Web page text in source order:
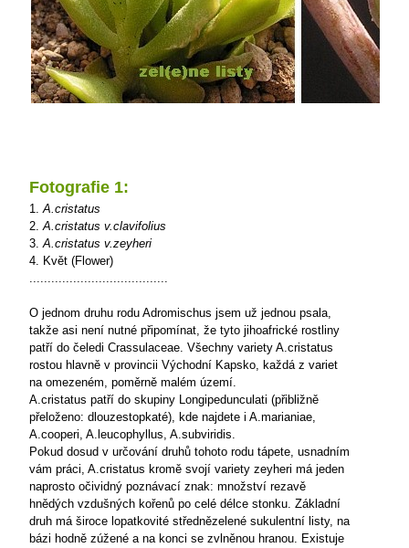
Fotografie 1:
1.A.cristatus
2.A.cristatus v.clavifolius
3.A.cristatus v.zeyheri
4. Květ (Flower)
......................................
O jednom druhu rodu Adromischus jsem už jednou psala,
takže asi není nutné připomínat, že tyto jihoafrické rostliny
patří do čeledi Crassulaceae. Všechny variety A.cristatus
rostou hlavně v provincii Východní Kapsko, každá z variet
na omezeném, poměrně malém území.
A.cristatus patří do skupiny Longipedunculati (přibližně
přeloženo: dlouzestopkaté), kde najdete i A.marianiae,
A.cooperi, A.leucophyllus, A.subviridis.
Pokud dosud v určování druhů tohoto rodu tápete, usnadním
vám práci, A.cristatus kromě svojí variety zeyheri má jeden
naprosto očividný poznávací znak: množství rezavě
hnědých vzdušných kořenů po celé délce stonku. Základní
druh má široce lopatkovité střednězelené sukulentní listy, na
bázi hodně zúžené a na konci se zvlněnou hranou. Existuje